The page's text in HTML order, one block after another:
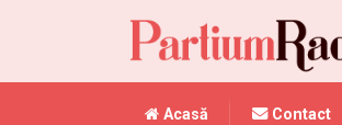
Acasă Contact